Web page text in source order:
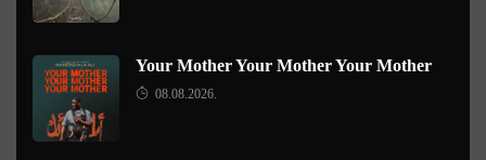
Your Mother Your Mother Your Mother
08.08.2026.